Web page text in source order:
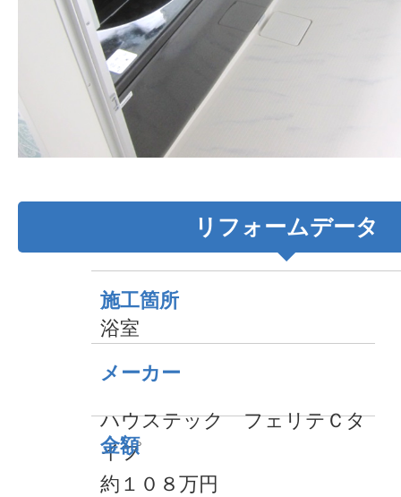
リフォームデータ
施工箇所
浴室
メーカー
ハウステック フェリテＣタ
イプ
金額
約１０８万円